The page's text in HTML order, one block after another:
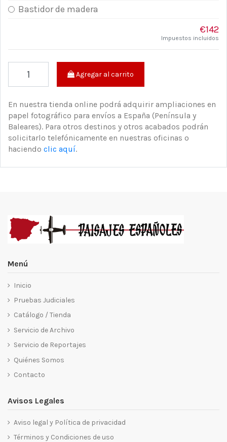
Bastidor de madera
€142
Impuestos incluidos
Agregar al carrito
En nuestra tienda online podrá adquirir ampliaciones en
papel fotográfico para envíos a España (Península y
Baleares). Para otros destinos y otros acabados podrán
solicitarlo telefónicamente en nuestras oficinas o
haciendo clic aquí.
Menú
Inicio
Pruebas Judiciales
Catálogo / Tienda
Servicio de Archivo
Servicio de Reportajes
Quiénes Somos
Contacto
Avisos Legales
Aviso legal y Política de privacidad
Términos y Condiciones de uso